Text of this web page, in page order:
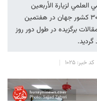
لزيارة الأربعين
المليونية" آن را یاری می‌دهند. اندیشمندان ۳۰ کشور جهان در هفتمین
برگزیده در طول دور روز
کد خبر: ۱۰۲۵